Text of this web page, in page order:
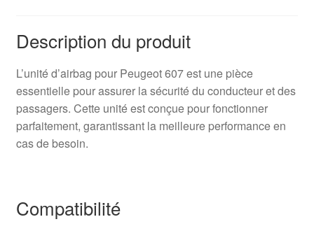
Description du produit
L’unité d’airbag pour Peugeot 607 est une pièce
essentielle pour assurer la sécurité du conducteur et des
passagers. Cette unité est conçue pour fonctionner
parfaitement, garantissant la meilleure performance en
cas de besoin.
Compatibilité